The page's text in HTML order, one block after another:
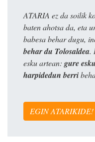
ATARIA ez da soilik
baten ahotsa da, eta
babesa behar dugu,
behar du Tolosaldea.
esku artean: gure
harpidedun berri
EGIN ATARIKIDE!